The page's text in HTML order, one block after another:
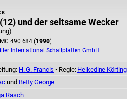
und der seltsame Wecker
MC 490 684 (1990)
International Schallplatten GmbH
H. G. Francis • Regie: Heikedine Körting
und Betty George
Rasch